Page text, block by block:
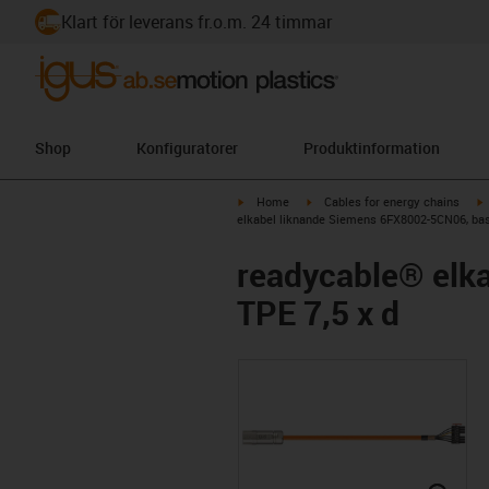
Klart för leverans fr.o.m. 24 timmar
Shop Konfiguratorer Produktinformation
igus-icon-arrow-right
Home igus-icon-arrow-right
Cables for energy chains
elkabel liknande Siemens 6FX8002-5CN06,
readycable®
TPE 7,5 x d